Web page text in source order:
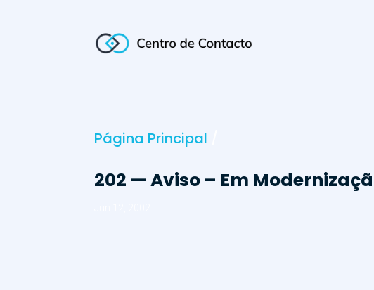
Página Principal
202 — Aviso – Em